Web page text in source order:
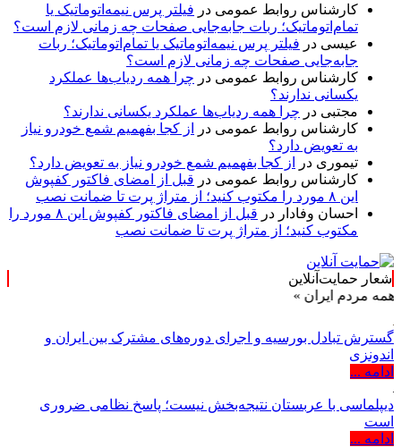
کارشناس روابط عمومی در فیلتر پرس نیمه‌اتوماتیک یا
تمام‌اتوماتیک؛ ربات جابه‌جایی صفحات چه زمانی لازم است؟
عیسی در فیلتر پرس نیمه‌اتوماتیک یا تمام‌اتوماتیک؛ ربات
جابه‌جایی صفحات چه زمانی لازم است؟
کارشناس روابط عمومی در چرا همه ردیاب‌ها عملکرد
یکسانی ندارند؟
مجتبی در چرا همه ردیاب‌ها عملکرد یکسانی ندارند؟
کارشناس روابط عمومی در
از کجا بفهمیم شمع خودرو نیاز
به تعویض دارد؟
تیموری در
از کجا بفهمیم شمع خودرو نیاز به تعویض دارد؟
کارشناس روابط عمومی در قبل از امضای فاکتور کفپوش
این ۸ مورد را مکتوب کنید؛ از متراژ پرت تا ضمانت نصب
احسان وفادار در
قبل از امضای فاکتور کفپوش این ۸ مورد را
مکتوب کنید؛ از متراژ پرت تا ضمانت نصب
شعار حمایت‌آنلاین
ایران »
گسترش تبادل بورسیه و اجرای دوره‌های مشترک بین ایران و
اندونزی
ادامه ...
دیپلماسی با عربستان نتیجه‌بخش نیست؛ پاسخ نظامی ضروری
است
ادامه ...